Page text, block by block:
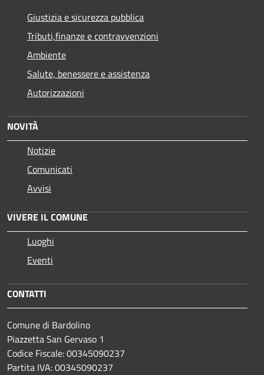
Giustizia e sicurezza pubblica
Tributi,finanze e contravvenzioni
Ambiente
Salute, benessere e assistenza
Autorizzazioni
NOVITÀ
Notizie
Comunicati
Avvisi
VIVERE IL COMUNE
Luoghi
Eventi
CONTATTI
Comune di Bardolino
Piazzetta San Gervaso 1
Codice Fiscale: 00345090237
Partita IVA: 00345090237